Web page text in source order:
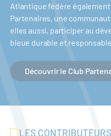
Atlantique fédère
Partenaires, une
elles aussi, participer au
bleue durable et responsable.
Découvrir le Club
LES CONTRIBUTEURS